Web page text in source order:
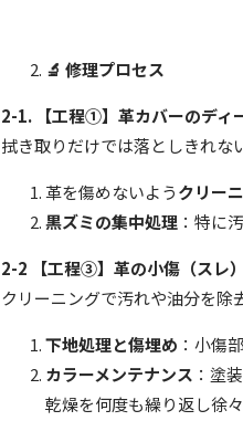
🔬 修理プロセス
2-1.
【工程①】革カバーのディ
拭き取りだけでは落としきれな
革を傷めないようクリー
黒ズミの集中処理 ：特に
2-2
【工程③】革の小傷（スレ
クリーニングで汚れや油分を除
下地処理と傷埋め ：小傷
カラーメンテナンス ：塗
乾燥を何度も繰り返し徐